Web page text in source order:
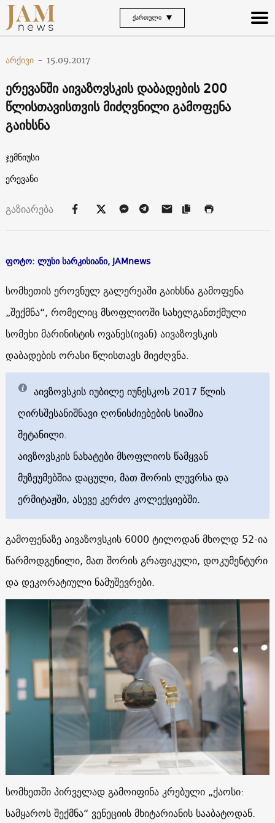
ᲥᲐᲠᲗᲣᲚᲘ
არქივი - 15.09.2017
ერევანში აივაზოვსკის დაბადების 200
წლისთავისთვის მიძღვნილი გამოფენა
გაიხსნა
ჯემნიუსი
ერევანი
გაზიარება
ფოტო: ლუსი სარკისიანი, JAMnews
სომხეთის ეროვნულ გალერეაში გაიხსნა გამოფენა
„შექმნა“, რომელიც მსოფლიოში სახელგანთქმული
სომეხი მარინისტის ოვანეს(ივან) აივაზოვსკის
დაბადების ორასი წლისთავს მიეძღვნა.
აივზოვსკის იუბილე იუნესკოს 2017 წლის
ღირსშესანიშნავი ღონისძიებების სიაშია
შეტანილი.
აივზოვსკის ნახატები მსოფლიოს წამყვან
მუზეუმებშია დაცული, მათ შორის ლუვრსა და
ერმიტაჟში, ასევე კერძო კოლექციებში.
გამოფენაზე აივაზოვსკის 6000 ტილოდან მხოლდ 52-ია
წარმოდგენილი, მათ შორის გრაფიკული, დოკუმენტური
და დეკორატიული ნამუშევრები.
სომხეთში პირველად გამოიფინა კრებული „ქაოსი:
სამყაროს შექმნა“ ვენეციის მხიტარიანის სააბატოდან.